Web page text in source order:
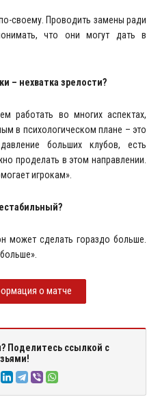
своему. Проводить замены ради
что они могут дать в
– нехватка зрелости?
работать во многих аспектах,
в психологическом плане – это
больших клубов, есть
проделать в этом направлении.
игрокам».
может сделать гораздо больше.
о матче
Поделитесь ссылкой с